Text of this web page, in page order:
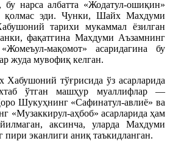
бу нарса албатта «Жодатул-ошиқин»
қолмас эди. Чунки, Шайх Махдуми
тарихи мукаммал ёзилган
фақатгина Махдуми Аъзамнинг
мақомот» асаридагина бу
жуда мувофиқ келган.
тўғрисида ўз асарларида
ўтган машҳур муаллифлар —
Шукуҳнинг «Сафинатул-авлиё» ва
«Музаккирул-аҳбоб» асарларида ҳам
аксинча, уларда Махдуми
эканлиги аниқ таъкидланган.